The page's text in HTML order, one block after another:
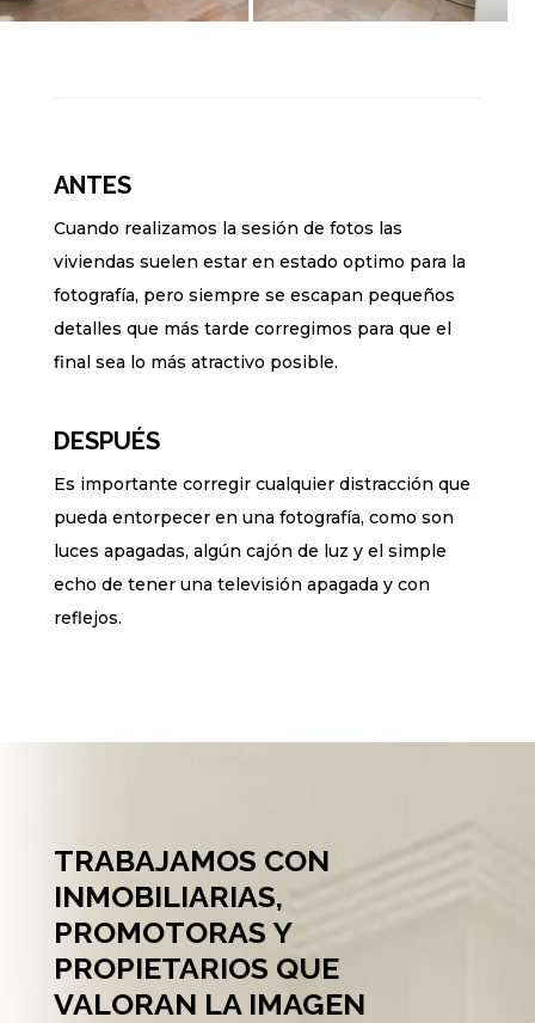
ANTES
Cuando realizamos la sesión de fotos las
viviendas suelen estar en estado optimo para la
fotografía, pero siempre se escapan pequeños
detalles que más tarde corregimos para que el
final sea lo más atractivo posible.
DESPUÉS
Es importante corregir cualquier distracción que
pueda entorpecer en una fotografía, como son
luces apagadas, algún cajón de luz y el simple
echo de tener una televisión apagada y con
reflejos.
TRABAJAMOS CON
INMOBILIARIAS,
PROMOTORAS Y
PROPIETARIOS QUE
VALORAN LA IMAGEN